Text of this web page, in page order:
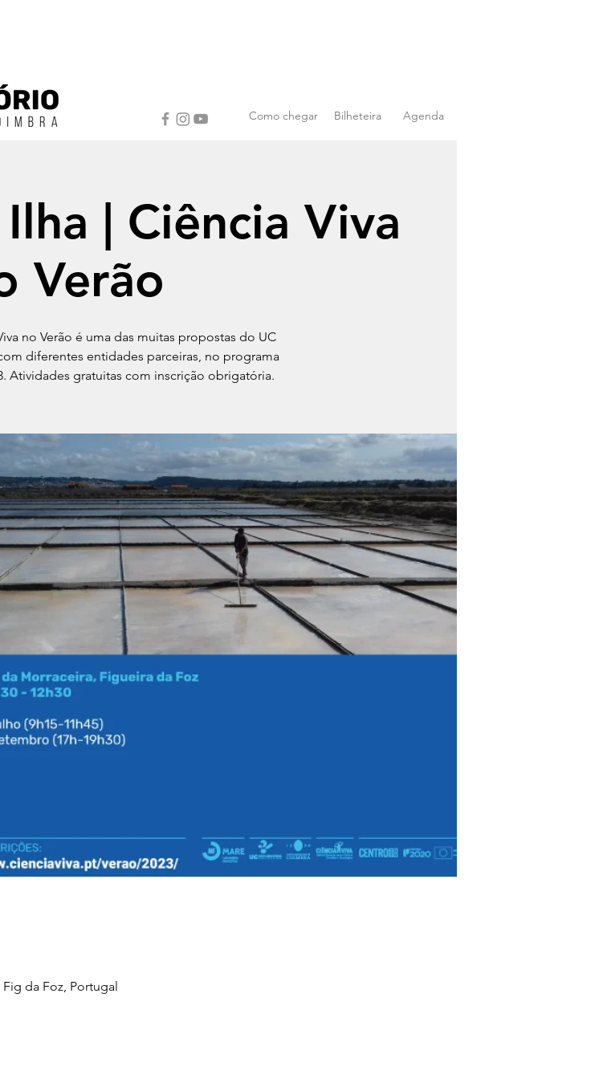
Como chegar Bilheteira Agenda
| Ciência Viva
Verão
no Verão é uma das muitas propostas do UC
diferentes entidades parceiras, no programa
Atividades gratuitas com inscrição obrigatória.
da Foz, Portugal